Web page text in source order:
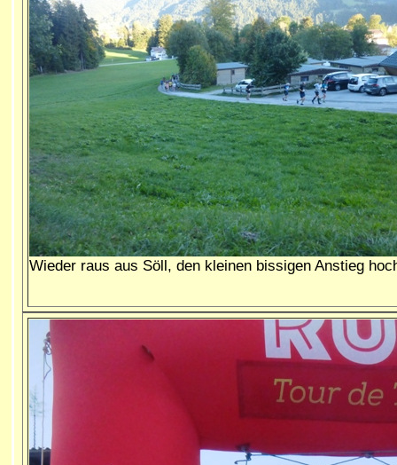
Wieder raus aus Söll, den kleinen bissigen Anstieg